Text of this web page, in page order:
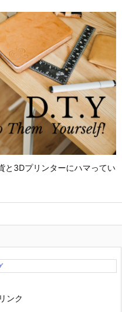
と3Dプリンターにハマってい
ンク